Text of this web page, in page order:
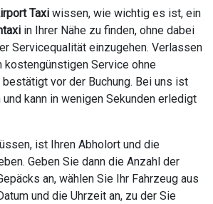
Taxi wissen, wie wichtig es ist, ein
in Ihrer Nähe zu finden, ohne dabei
Servicequalität einzugehen. Verlassen
kostengünstigen Service ohne
vor der Buchung. Bei uns ist
kann in wenigen Sekunden erledigt
ist Ihren Abholort und die
Geben Sie dann die Anzahl der
an, wählen Sie Ihr Fahrzeug aus
und die Uhrzeit an, zu der Sie